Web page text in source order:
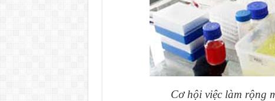
Cơ hội việc làm rộng